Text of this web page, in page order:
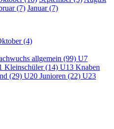
(7) Januar (7)
(4)
allgemein (99) U7
Kleinschüler (14) U13 Knaben
(29) U20 Junioren (22) U23